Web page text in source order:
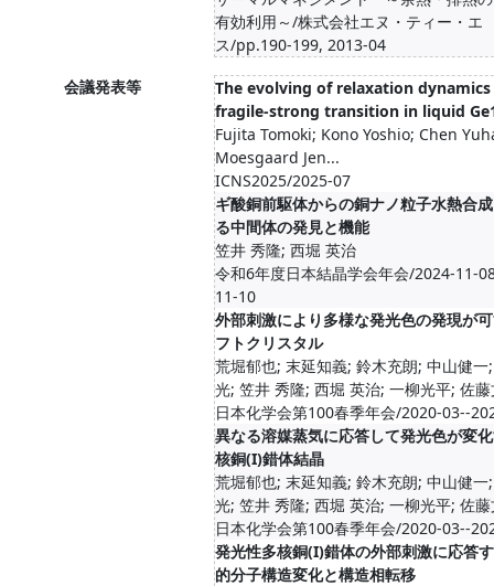
有効利用～/株式会社エヌ・ティー・エ
ス/pp.190-199, 2013-04
会議発表等
The evolving of relaxation
fragile-strong transition in liquid
Fujita Tomoki; Kono Yoshio; Chen
Moesgaard Jen...
ICNS2025/2025-07
ギ酸銅前駆体からの銅ナノ粒子水熱合
る中間体の発見と機能
笠井 秀隆; 西堀 英治
令和6年度日本結晶学会年会/2024-11-
11-10
外部刺激により多様な発光色の発現が
フトクリスタル
荒堀郁也; 末延知義; 鈴木充朗; 中山健一
光; 笠井 秀隆; 西堀 英治; 一柳光平; 佐
日本化学会第100春季年会/2020-03--
異なる溶媒蒸気に応答して発光色が変
核銅(I)錯体結晶
荒堀郁也; 末延知義; 鈴木充朗; 中山健一
光; 笠井 秀隆; 西堀 英治; 一柳光平; 佐
日本化学会第100春季年会/2020-03--
発光性多核銅(I)錯体の外部刺激に応答
的分子構造変化と構造相転移